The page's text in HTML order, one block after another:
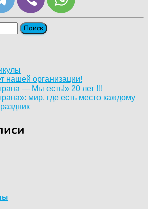
нашей организации!
— Мы есть!» 20 лет !!!
мир, где есть место каждому